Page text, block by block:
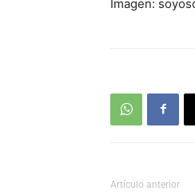
Imagen:
Artículo anterior